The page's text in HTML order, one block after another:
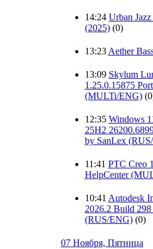
14:24 Urban
(2025) (0)
13:23 Aether
13:09 Skylum
1.25.0.15875
(MULTi/ENG)
12:35 Windows
25H2
by SanLex
11:41 PTC Creo
HelpCenter
10:41 Autodesk
2026.2 Build
(RUS/ENG) (0)
07 Ноября, Пятница